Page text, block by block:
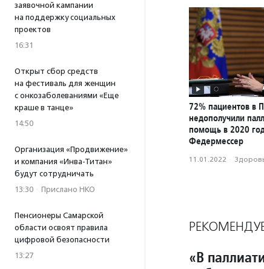
заявочной кампании
на поддержку социальных
проектов
16:31
Открыт сбор средств
на фестиваль для женщин
с онкозаболеваниями «Еще
краше в танце»
14:50
Организация «Продвижение»
и компания «Инва-Титан»
будут сотрудничать
13:30 · Прислано НКО
Пенсионеры Самарской
области освоят правила
цифровой безопасности
13:27
72% пациентов в
недополучили
помощь в 2020
Федермессер
11.01.2022 ·
«В